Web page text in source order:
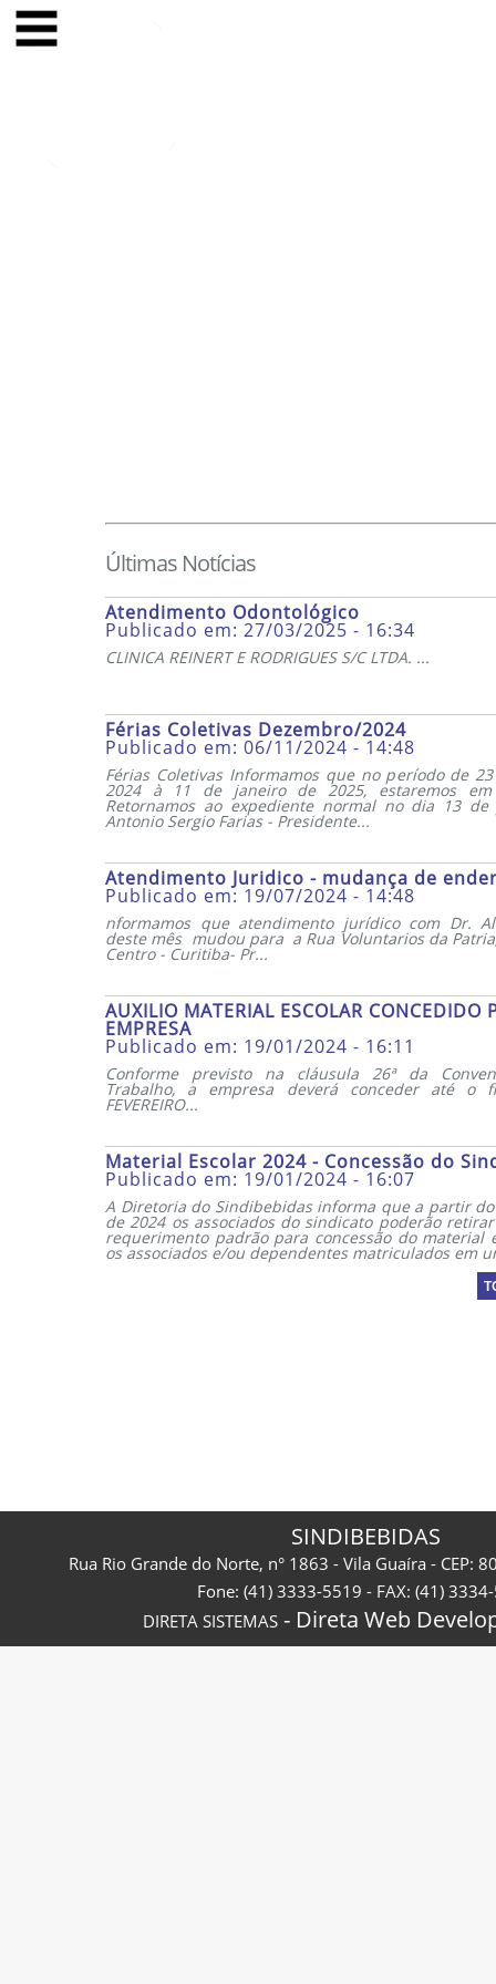
Últimas Notícias
Atendimento Odontológico
Publicado em: 27/03/2025 - 16:34
CLINICA REINERT E RODRIGUES S/C LTDA. ...
Férias Coletivas Dezembro/2024
Publicado em: 06/11/2024 - 14:48
Férias Coletivas Informamos que no período de
2024 à 11 de janeiro de 2025, estaremos em
Retornamos ao expediente normal no dia 13
Antonio Sergio Farias - Presidente...
Atendimento Juridico - mudança de
Publicado em: 19/07/2024 - 14:48
nformamos que atendimento jurídico com Dr.
deste mês mudou para a Rua Voluntarios da
Centro - Curitiba- Pr...
AUXILIO MATERIAL ESCOLAR CONCEDIDO
EMPRESA
Publicado em: 19/01/2024 - 16:11
Conforme previsto na cláusula 26ª da
Trabalho, a empresa deverá conceder até o
FEVEREIRO...
Material Escolar 2024 - Concessão do
Publicado em: 19/01/2024 - 16:07
A Diretoria do Sindibebidas informa que a partir do
de 2024 os associados do sindicato poderão
requerimento padrão para concessão do material
os associados e/ou dependentes matriculados em
SINDIBEBIDAS
Rua Rio Grande do Norte, n° 1863 - Vila Guaíra - CEP:
Fone: (41) 3333-5519 - FAX: (41)
DIRETA SISTEMAS - Direta Web